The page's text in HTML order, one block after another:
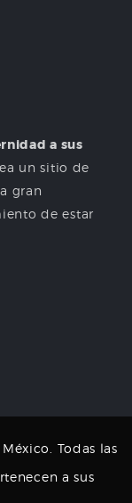
a sus
un sitio de
gran
de estar
Todas las
a sus